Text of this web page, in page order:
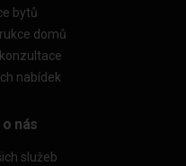
bytů
domů
nabídek
nás
služeb